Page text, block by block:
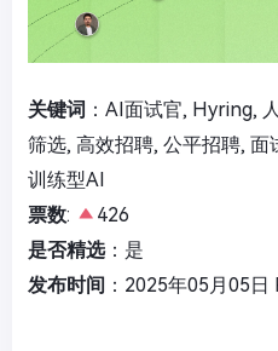
关键词 ：AI面试官, Hyring,
筛选, 高效招聘, 公平招聘,
训练型AI
票数:
426
是否精选：是
发布时间 ：2025年05月05